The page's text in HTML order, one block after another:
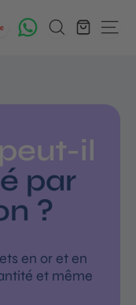
Rechercher
il
par
?
en or et en
et même